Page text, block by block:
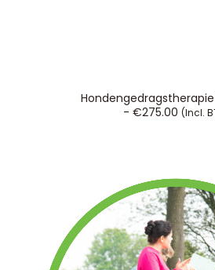
TOEVOEGEN AAN
Hondengedragstherapie
€275.00 (incl.